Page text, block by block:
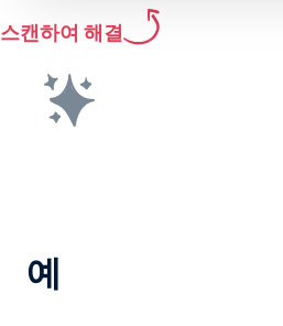
스캔하여 해결
예